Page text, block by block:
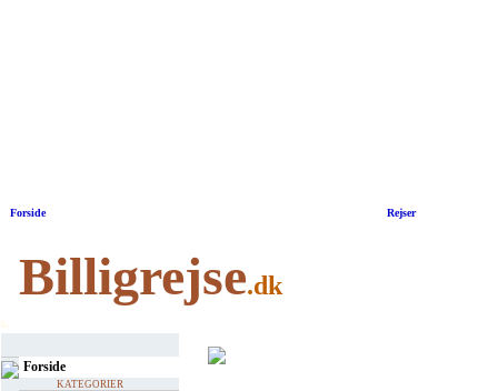
Forside Rejser
Billigrejse.dk
Forside
KATEGORIER